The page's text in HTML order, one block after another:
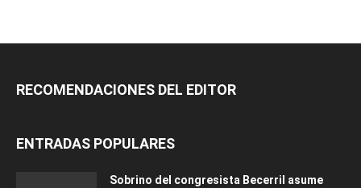
RECOMENDACIONES DEL EDITOR
ENTRADAS POPULARES
Sobrino del congresista Becerril asume